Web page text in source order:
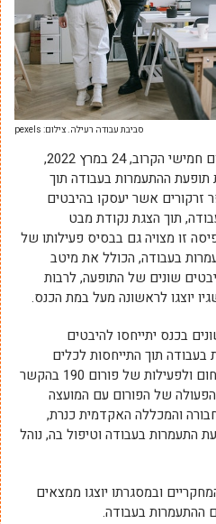
סביבת עבודה רעילה. צילום: pexels
הכנס האינטגרטיבי אשר יערך ביום חמישי הקרוב, 24 במרץ 2022,
ההתעמרות בעבודה תוך
זרקורים אשר יעסקו בהיבטים
תוך הצגת נקודת מבט
זו מצויה גם בבסיס פעילותו של
התעמרות בעבודה, הכולל את מיטב
שונים של התופעה, לרבות
יוצגו לראשונה מעל במת הכנס.
בכנס יתייחסו להיבטים
תוך התייחסות לכלים
הרגולטוריים השונים הקיימים בתחום ולפעילות של פורום 190 בהקשר
הפעולה של הפורום עם המועצה
והמכללה האקדמית כנרת,
התעמרות בעבודה וטיפול בה, נוהל
ובמסגרתו יוצגו ממצאים
ההתעמרות בעבודה.